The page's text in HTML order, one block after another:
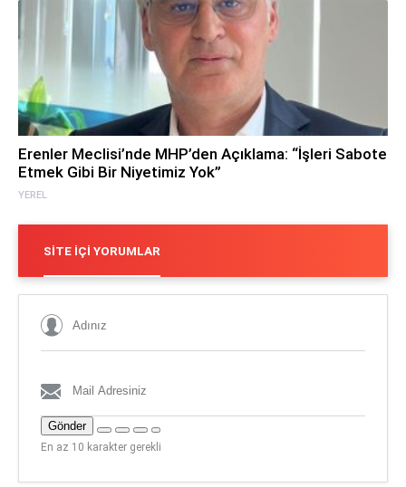
YEREL
Erenler Meclisi’nde MHP’den Açıklama: “İşleri Sabote
Etmek Gibi Bir Niyetimiz Yok”
SITE İÇI YORUMLAR
Gönder
En az 10 karakter gerekli